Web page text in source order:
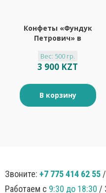
Конфеты «Фундук
Петрович» в
шоколадной
глазури
(упаковка 0,5 кг)
Вес: 500 гр.
3 900 KZT
В корзину
Звоните: +7 775 414 62 55 /
Работаем с 9:30 до 18:30 /